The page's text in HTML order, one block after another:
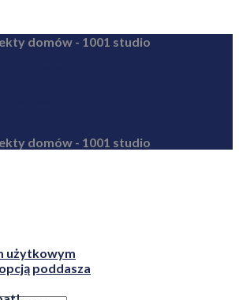
domów - 1001 studio
domów - 1001 studio
użytkowym
poddasza